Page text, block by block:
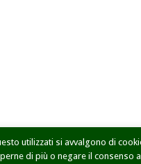
utilizzati si avvalgono di
di più o negare il consenso